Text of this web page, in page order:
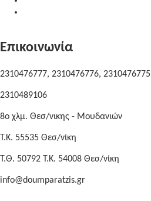
Επικοινωνία
2310476777, 2310476776, 2310476775
2310489106
8o χλμ. Θεσ/νικης - Μουδανιών
Τ.Κ. 55535 Θεσ/νίκη
Τ.Θ. 50792 Τ.Κ. 54008 Θεσ/νίκη
info@doumparatzis.gr